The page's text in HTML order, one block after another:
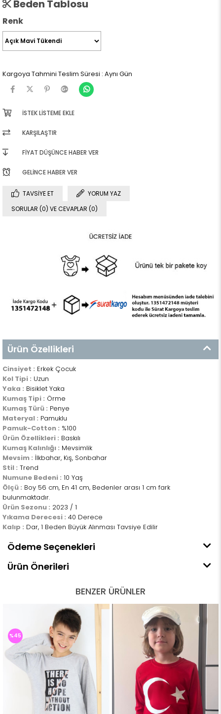
Beden Tablosu
Renk
Kargoya Tahmini Teslim Süresi : Aynı Gün
İSTEK LISTEME EKLE
KARŞILAŞTIR
FIYAT DÜŞÜNCE HABER VER
GELINCE HABER VER
TAVSIYE ET
YORUM YAZ
SORULAR (0) VE CEVAPLAR (0)
Ürün Özellikleri
Cinsiyet : Erkek Çocuk
Kol Tipi : Uzun
Yaka : Bisiklet Yaka
Kumaş Tipi : Örme
Kumaş Türü : Penye
Materyal : Pamuklu
Pamuk-Cotton : %100
Ürün Özellikleri : Baskılı
Kumaş Kalınlığı : Mevsimlik
Mevsim : İlkbahar, Kış, Sonbahar
Stil : Trend
Numune Bedeni : 10 Yaş
Ölçü : Boy 56 cm, En 41 cm, Bedenler arası 1 cm fark
bulunmaktadır.
Ürün Sezonu : 2023 / 1
Yıkama Derecesi : 40 Derece
Kalıp : Dar, 1 Beden Büyük Alınması Tavsiye Edilir
Ödeme Seçenekleri
Ürün Önerileri
BENZER ÜRÜNLER
%45